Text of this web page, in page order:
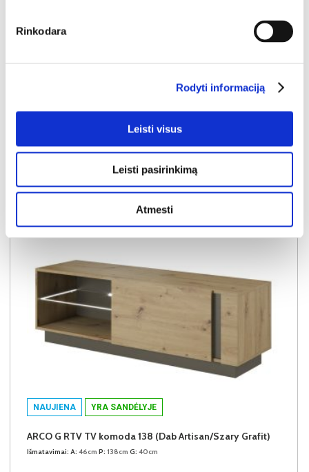
Rinkodara
Rodyti informaciją
Leisti visus
Leisti pasirinkimą
Atmesti
89€
Į krepšelį
NAUJIENA YRA SANDĖLYJE
ARCO G RTV TV komoda 138 (Dab Artisan/Szary Grafit)
Išmatavimai: A: 46cm P: 138cm G: 40cm